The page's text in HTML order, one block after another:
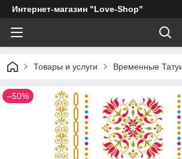
Интернет-магазин "Love-Shop"
Товары и услуги Временные
–50%